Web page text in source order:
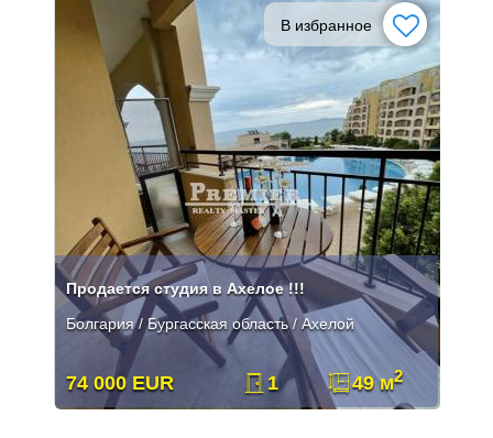
В избранное
Продается студия в Ахелое !!!
Болгария / Бургасская область / Ахелой
74 000 EUR 1 49 м2